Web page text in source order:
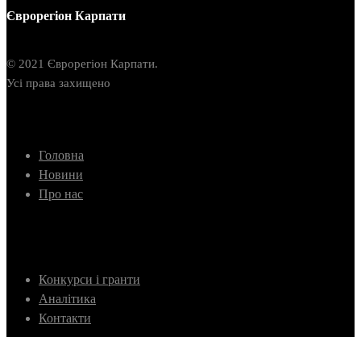
Єврорегіон Карпати
© 2021 Єврорегіон Карпати.
Усі права захищено
Головна
Новини
Про нас
Конкурси і гранти
Аналітика
Контакти